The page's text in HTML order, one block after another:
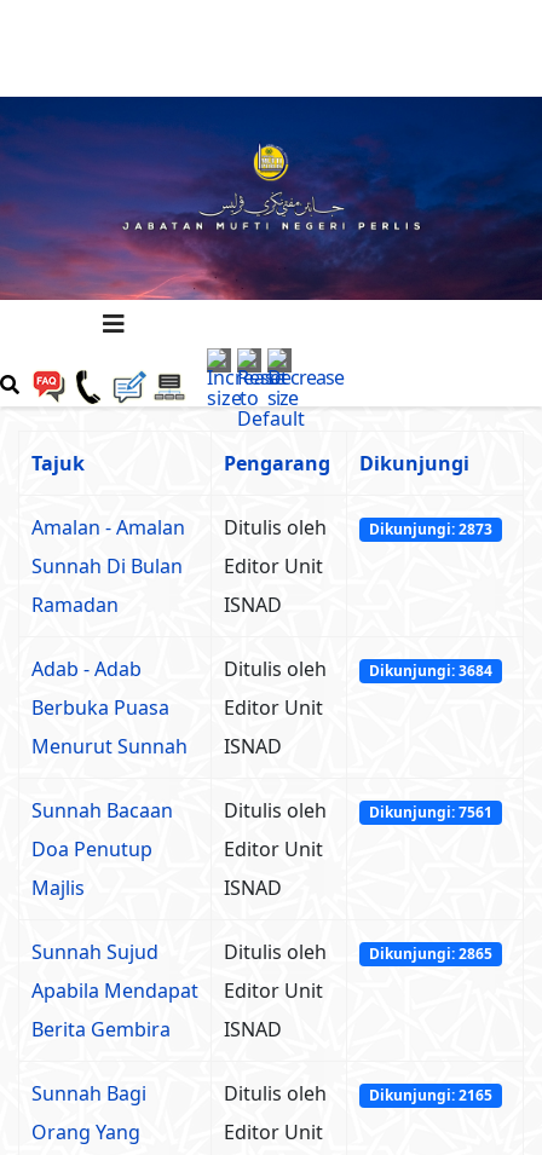
Tajuk Pengarang Dikunjungi
Amalan - Amalan
Sunnah Di Bulan
Ramadan
Ditulis oleh
Editor Unit
ISNAD
Dikunjungi: 2873
Adab - Adab
Berbuka Puasa
Menurut Sunnah
Ditulis oleh
Editor Unit
ISNAD
Dikunjungi: 3684
Sunnah Bacaan
Doa Penutup
Majlis
Ditulis oleh
Editor Unit
ISNAD
Dikunjungi: 7561
Sunnah Sujud
Apabila Mendapat
Berita Gembira
Ditulis oleh
Editor Unit
ISNAD
Dikunjungi: 2865
Sunnah Bagi
Orang Yang
Ditulis oleh
Editor Unit
Dikunjungi: 2165